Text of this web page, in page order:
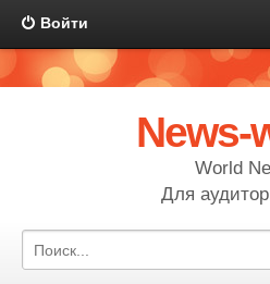
Войти
News-
World
Для